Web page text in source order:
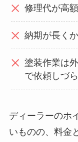
修理代が高
納期が長く
塗装作業は
で依頼しづ
ディーラーのホ
いものの、料金